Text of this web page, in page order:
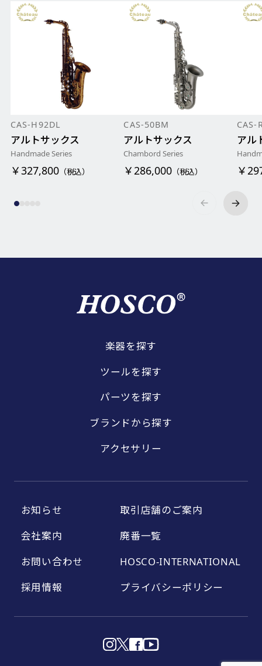
CAS-H92DL
アルトサックス
Handmade Series
￥327,800（税込）
CAS-50BM
アルトサックス
Chambord Series
￥286,000 （税込）
CAS-
アル
￥
楽器を探す
ツールを探す
パーツを探す
ブランドから探す
アクセサリー
お知らせ
会社案内
お問い合わせ
採用情報
取引店舗のご案内
廃番一覧
HOSCO-INTERNATIONAL
プライバシーポリシー